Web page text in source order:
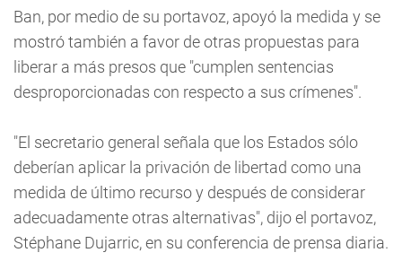
Ban, por medio de su portavoz, apoyó la medida y se
mostró también a favor de otras propuestas para
liberar a más presos que "cumplen sentencias
desproporcionadas con respecto a sus crímenes".
"El secretario general señala que los Estados sólo
deberían aplicar la privación de libertad como una
medida de último recurso y después de considerar
adecuadamente otras alternativas", dijo el portavoz,
Stéphane Dujarric, en su conferencia de prensa diaria.